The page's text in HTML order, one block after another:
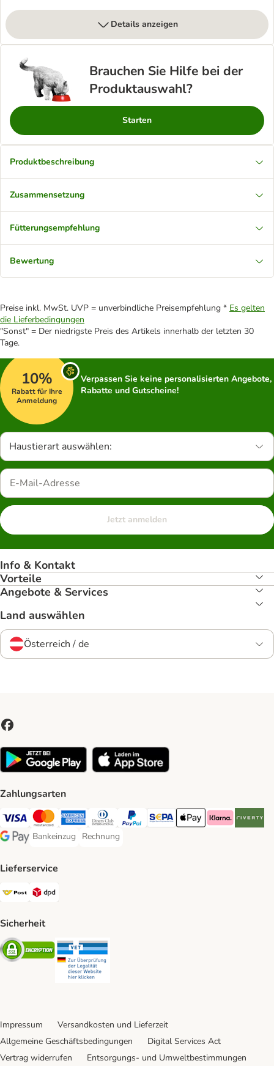
Details anzeigen
Brauchen Sie Hilfe bei der
Produktauswahl?
Starten
Produktbeschreibung
Zusammensetzung
Fütterungsempfehlung
Bewertung
Preise inkl. MwSt. UVP = unverbindliche Preisempfehlung * Es gelten
die Lieferbedingungen
"Sonst" = Der niedrigste Preis des Artikels innerhalb der letzten 30
Tage.
10%
Rabatt für Ihre
Anmeldung
Verpassen Sie keine personalisierten Angebote,
Rabatte und Gutscheine!
Haustierart auswählen:
Jetzt anmelden
Info & Kontakt
Vorteile
Angebote & Services
Land auswählen
Österreich / de
Zahlungsarten
Visa Payment Method
MasterCard Payment Method
American Express Payment Method
Diners Club Payment Method
PayPal Payment Method
SEPA Payment Method
Apple Pay Payment
Klarna Payment
Google Pay Payment Method
Bankeinzug
Bankeinzug Payment Method
Rechnung
Rechnung Payment Method
Lieferservice
Österreichische Post Shipping Method
Sicherheit
Security
Impressum
Versandkosten und Lieferzeit
Allgemeine Geschäftsbedingungen
Digital Services Act
Vertrag widerrufen
Entsorgungs- und Umweltbestimmungen